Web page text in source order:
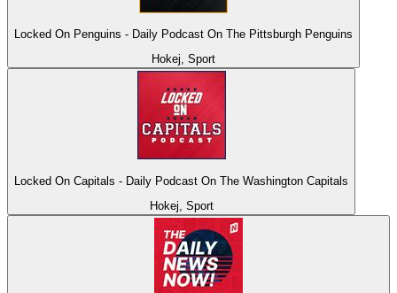
Locked On Penguins - Daily Podcast On The Pittsburgh Penguins
Hokej, Sport
Locked On Capitals - Daily Podcast On The Washington Capitals
Hokej, Sport